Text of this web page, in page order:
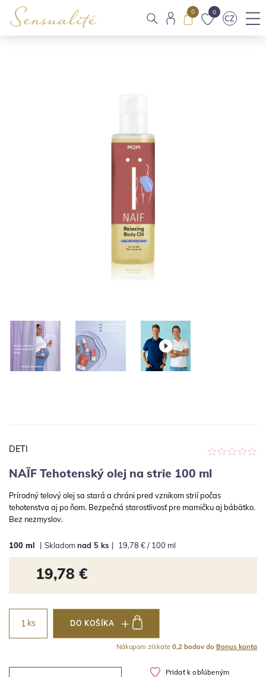
0 0
CZ
DETI
NAÏF Tehotenský olej na strie 100 ml
Prírodný telový olej sa stará a chráni pred vznikom strií počas
tehotenstva aj po ňom. Bezpečná starostlivosť pre mamičku aj bábätko.
Bez nezmyslov.
100 ml | Skladomnad 5 ks | 19,78 € / 100 ml
19,78 €
Pridať k obľúbeným
ks DO KOŠÍKA
Nákupom získate 0,2 bodov do Bonus konta